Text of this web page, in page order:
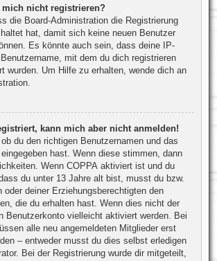
mich nicht registrieren?
die Board-Administration die Registrierung
hat, damit sich keine neuen Benutzer
Es könnte auch sein, dass deine IP-
mit dem du dich registrieren
wurden. Um Hilfe zu erhalten, wende dich an
kann mich aber nicht anmelden!
du den richtigen Benutzernamen und das
hast. Wenn diese stimmen, dann
Wenn COPPAaktiviert ist und du
du unter 13 Jahre alt bist, musst du bzw.
oder deiner Erziehungsberechtigten den
die du erhalten hast. Wenn dies nicht der
Benutzerkonto vielleicht aktiviert werden. Bei
alle neu angemeldeten Mitglieder erst
– entweder musst du dies selbst erledigen
Bei der Registrierung wurde dir mitgeteilt,